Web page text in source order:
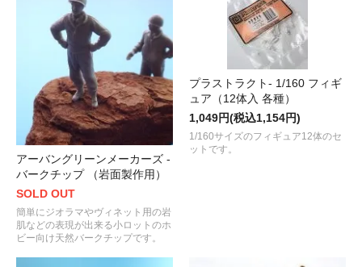
アーバングリーンメーカーズ -
バークチップ （岩面製作用）
SOLD OUT
簡単にジオラマやヴィネット用の岩
肌などの表現が出来る小ロットのホ
ビー向け天然バークチップです。
プラストラクト- 1/160 フィギ
ュア（12体入 各種）
1,049円(税込1,154円)
1/160サイズのフィギュア12体のセ
ットです。